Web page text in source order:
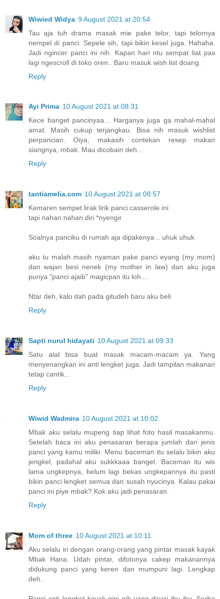
Wiwied Widya 9 August 2021 at 20:54
Tau aja tuh drama masak mie pake telor, tapi telornya
nempel di panci. Sepele sih, tapi bikin kesel juga. Hahaha.
Jadi ngincer panci ini nih. Kapan hari ntu sempat liat pas
lagi ngescroll di toko oren.. Baru masuk wish list doang.
Reply
Ayi Prima 10 August 2021 at 08:31
Kece banget pancinyaa... Harganya juga ga mahal-mahal
amat. Masih cukup terjangkau. Bisa nih masuk wishlist
perpancian. Oiya, makasih contekan resep makan
siangnya, mbak. Mau dicobain deh...
Reply
tantiamelia.com 10 August 2021 at 08:57
Kemaren sempet lirak lirik panci casserole ini
tapi nahan nahan diri *nyengir
Soalnya panciku di rumah aja dipakenya .. uhuk uhuk
aku tu malah masih nyaman pake panci eyang (my mom)
dan wajan besi nenek (my mother in law) dan aku juga
punya "panci ajaib" magicpan itu loh....
Ntar deh, kalo dah pada gitudeh baru aku beli
Reply
Sapti nurul hidayati 10 August 2021 at 09:33
Satu alat bisa buat masak macam-macam ya. Yang
menyenangkan ini anti lengket juga. Jadi tampilan makanan
tetap cantik...
Reply
Wiwid Wadmira 10 August 2021 at 10:02
Mbak aku selalu mupeng tiap lihat foto hasil masakanmu.
Setelah baca ini aku penasaran berapa jumlah dan jenis
panci yang kamu miliki. Menu baceman itu selalu bikin aku
jengkel, padahal aku sukkkaaa banget. Baceman itu wis
lama ungkepnya, belum lagi bekas ungkepannya itu pasti
bikin panci lengket semua dan susah nyucinya. Kalau pakai
panci ini piye mbak? Kok aku jadi penasaran.
Reply
Mom of three 10 August 2021 at 10:11
Aku selalu iri dengan orang-orang yang pintar masak kayak
Mbak Hana. Udah pintar, difotonya cakep makanannya
didukung panci yang keren dan mumpuni lagi. Lengkap
deh..